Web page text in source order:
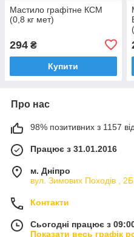
Мастило графітне КСМ
(0,8 кг мет)
294 ₴
Купити
Про нас
98% позитивних з 1157
Працює з 31.01.2016
м. Дніпро
вул. Зимових Походiв ,
Контакти
Сьогодні працює з
Показати весь графік